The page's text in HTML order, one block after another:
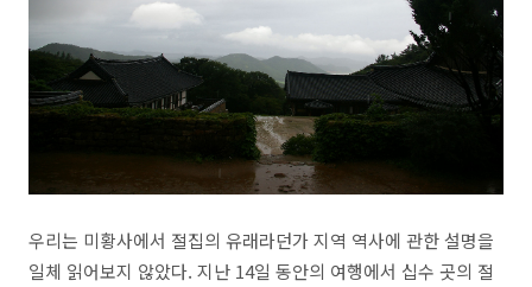
우리는 미황사에서 절집의 유래라던가 지역 역사에 관한 설명을
일체 읽어보지 않았다. 지난 14일 동안의 여행에서 십수 곳의 절